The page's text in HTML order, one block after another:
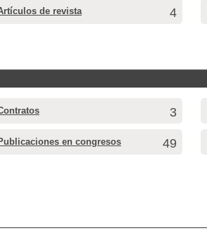
de revista 4
3
en congresos 49